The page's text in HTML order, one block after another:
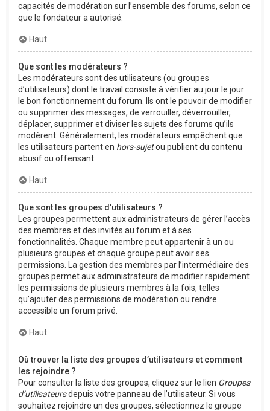
capacités de modération sur l’ensemble des forums, selon ce
que le fondateur a autorisé.
Haut
Que sont les modérateurs ?
Les modérateurs sont des utilisateurs (ou groupes
d’utilisateurs) dont le travail consiste à vérifier au jour le jour
le bon fonctionnement du forum. Ils ont le pouvoir de modifier
ou supprimer des messages, de verrouiller, déverrouiller,
déplacer, supprimer et diviser les sujets des forums qu’ils
modèrent. Généralement, les modérateurs empêchent que
les utilisateurs partent en hors-sujetou publient du contenu
abusif ou offensant.
Haut
Que sont les groupes d’utilisateurs ?
Les groupes permettent aux administrateurs de gérer l’accès
des membres et des invités au forum et à ses
fonctionnalités. Chaque membre peut appartenir à un ou
plusieurs groupes et chaque groupe peut avoir ses
permissions. La gestion des membres par l’intermédiaire des
groupes permet aux administrateurs de modifier rapidement
les permissions de plusieurs membres à la fois, telles
qu’ajouter des permissions de modération ou rendre
accessible un forum privé.
Haut
Où trouver la liste des groupes d’utilisateurs et comment
les rejoindre ?
Pour consulter la liste des groupes, cliquez sur le lien Groupes
d’utilisateursdepuis votre panneau de l’utilisateur. Si vous
souhaitez rejoindre un des groupes, sélectionnez le groupe